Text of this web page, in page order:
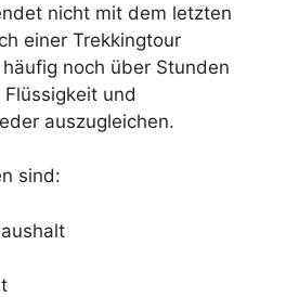
nicht mit dem letzten
einer Trekkingtour
noch über Stunden
und
auszugleichen.
sind: